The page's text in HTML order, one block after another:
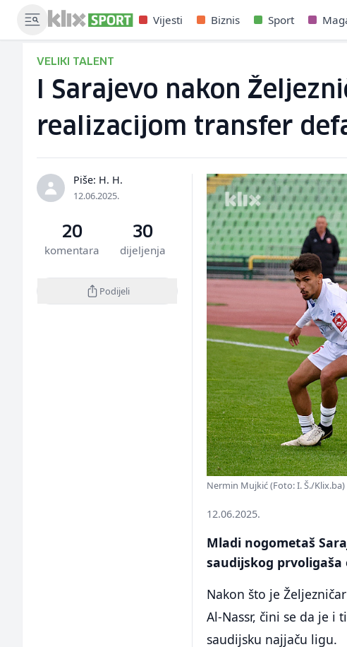
Vijesti Biznis Sport
VELIKI TALENT
I Sarajevo nakon
realizacijom transfer
Piše: H. H.
12.06.2025.
20
komentara
30
dijeljenja
Podijeli
Nermin Mujkić (Foto: I. Š./Klix.ba)
12.06.2025.
Mladi nogometaš
saudijskog
Nakon što je
Al-Nassr, čini se da je i
saudijsku najjaču ligu.